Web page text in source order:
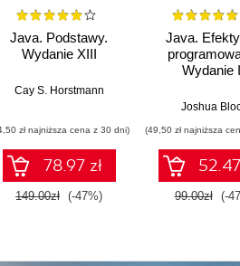
Java. Podstawy.
Wydanie XIII
Cay S. Horstmann
zł najniższa cena z 30 dni)
78.97 zł
149.00zł (-47%)
Java.
Wydanie
Joshua
(49,50 zł najniższa
99.00zł (-